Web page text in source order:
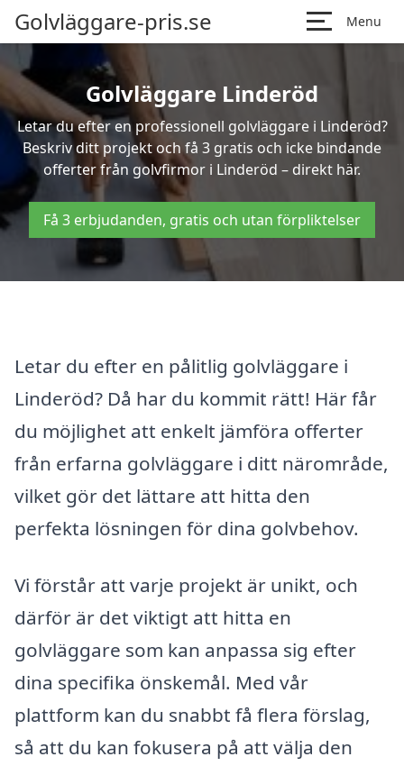
Golvläggare-pris.se Menu
Golvläggare Linderöd
Letar du efter en professionell golvläggare i Linderöd?
Beskriv ditt projekt och få 3 gratis och icke bindande
offerter från golvfirmor i Linderöd – direkt här.
Få 3 erbjudanden, gratis och utan förpliktelser
Letar du efter en pålitlig golvläggare i
Linderöd? Då har du kommit rätt! Här får
du möjlighet att enkelt jämföra offerter
från erfarna golvläggare i ditt närområde,
vilket gör det lättare att hitta den
perfekta lösningen för dina golvbehov.
Vi förstår att varje projekt är unikt, och
därför är det viktigt att hitta en
golvläggare som kan anpassa sig efter
dina specifika önskemål. Med vår
plattform kan du snabbt få flera förslag,
så att du kan fokusera på att välja den